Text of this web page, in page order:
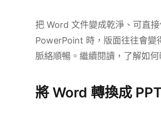
把 Word 文件變成乾淨、可直
PowerPoint 時，版面往往會變
脈絡順暢。繼續閱讀，了解如
將 Word 轉換成